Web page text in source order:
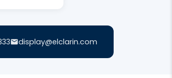
display@elclarin.com